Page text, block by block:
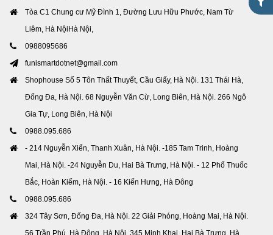
Tòa C1 Chung cư Mỹ Đình 1, Đường Lưu Hữu Phước, Nam Từ
Liêm, Hà NộiHà Nội,
0988095686
funismartdotnet@gmail.com
Shophouse Số 5 Tôn Thất Thuyết, Cầu Giấy, Hà Nội. 131 Thái Hà,
Đống Đa, Hà Nội. 68 Nguyễn Văn Cừ, Long Biên, Hà Nội. 266 Ngô
Gia Tự, Long Biên, Hà Nội
0988.095.686
- 214 Nguyễn Xiển, Thanh Xuân, Hà Nội. -185 Tam Trinh, Hoàng
Mai, Hà Nội. -24 Nguyễn Du, Hai Bà Trưng, Hà Nội. - 12 Phố Thuốc
Bắc, Hoàn Kiếm, Hà Nội. - 16 Kiến Hưng, Hà Đông
0988.095.686
324 Tây Sơn, Đống Đa, Hà Nội. 22 Giải Phóng, Hoàng Mai, Hà Nội.
56 Trần Phú, Hà Đông, Hà Nội. 345 Minh Khai, Hai Bà Trưng, Hà